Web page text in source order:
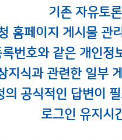
기존 자유토
홈페이지 게시물 관
번호와 같은 개인
지식과 관련한 일부
공식적인 답변이
로그인 유지시